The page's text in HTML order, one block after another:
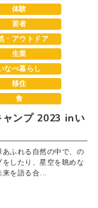
体験
若者
・アウトドア
生業
なべ暮らし
移住
食
ャンプ 2023 inい
ふれる自然の中で、の
をしたり、星空を眺めな
来を語る合...